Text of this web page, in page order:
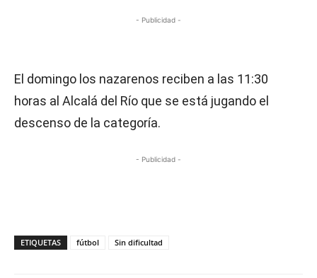
- Publicidad -
El domingo los nazarenos reciben a las 11:30
horas al Alcalá del Río que se está jugando el
descenso de la categoría.
- Publicidad -
ETIQUETAS fútbol Sin dificultad